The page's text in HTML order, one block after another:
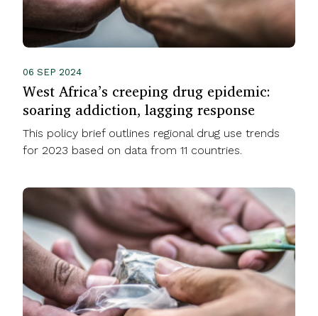
06 SEP 2024
West Africa’s creeping drug epidemic:
soaring addiction, lagging response
This policy brief outlines regional drug use trends
for 2023 based on data from 11 countries.